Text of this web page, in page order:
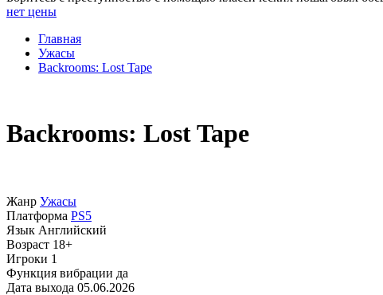
нет цены
Главная
Ужасы
Backrooms: Lost Tape
Backrooms: Lost Tape
Жанр Ужасы
Платформа PS5
Язык Английский
Возраст 18+
Игроки 1
Функция вибрации да
Дата выхода 05.06.2026